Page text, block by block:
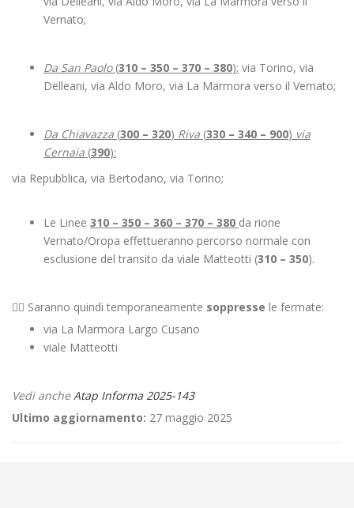
Vernato;
Da San Paolo (310 – 350 – 370 – 380): via Torino, via
Delleani, via Aldo Moro, via La Marmora verso il Vernato;
Da Chiavazza (300 – 320) Riva (330 – 340 – 900) via
Cernaia (390):
via Repubblica, via Bertodano, via Torino;
Le Linee 310 – 350 – 360 – 370 – 380 da rione
Vernato/Oropa effettueranno percorso normale con
esclusione del transito da viale Matteotti (310 – 350).
👉🏻 Saranno quindi temporaneamente soppresse le fermate:
via La Marmora Largo Cusano
viale Matteotti
Vedi ancheAtap Informa 2025-143
Ultimo aggiornamento: 27 maggio 2025